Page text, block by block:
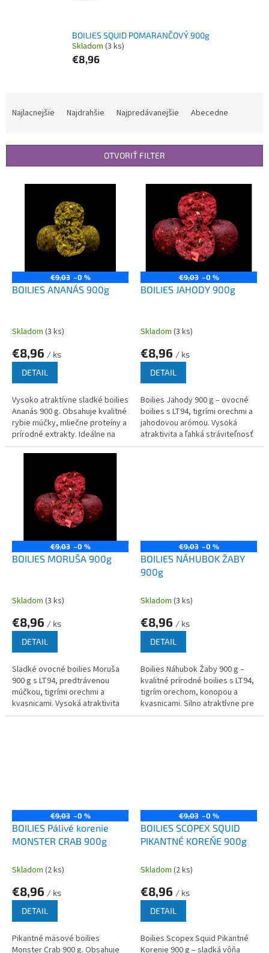
BOILIES SQUID POMARANČOVÝ 900g
Skladom (3 ks)
€8,96
i
Najlacnejšie Najdrahšie Najpredávanejšie Abecedne
OTVORIŤ FILTER
€9,03 –0 %
BOILIES ANANÁS 900g
Skladom (3 ks)
€8,96 / ks
DETAIL
Vysoko atraktívne sladké boilies
Ananás 900 g. Obsahuje kvalitné
rybie múčky, mliečne proteíny a
prírodné extrakty. Ideálne na
kapry a amurov.
€9,03 –0 %
BOILIES JAHODY 900g
Skladom (3 ks)
€8,96 / ks
DETAIL
Boilies Jahody 900 g – ovocné
boilies s LT94, tigrími orechmi a
jahodovou arómou. Vysoká
atraktivita a ľahká stráviteľnosť
pre kapry a amurov.
€9,03 –0 %
BOILIES MORUŠA 900g
Skladom (3 ks)
€8,96 / ks
DETAIL
Sladké ovocné boilies Moruša
900 g s LT94, predtrávenou
múčkou, tigrími orechmi a
kvasnicami. Vysoká atraktivita
pre kapry a amurov.
€9,03 –0 %
BOILIES NÁHUBOK ŽABY
900g
Skladom (3 ks)
€8,96 / ks
DETAIL
Boilies Náhubok Žaby 900 g –
kvalitné prírodné boilies s LT94,
tigrím orechom, konopou a
kvasnicami. Silno atraktívne pre
kapry počas celého roka.
€9,03 –0 %
BOILIES Pálivé korenie
MONSTER CRAB 900g
Skladom (2 ks)
€8,96 / ks
DETAIL
Pikantné mäsové boilies
Monster Crab 900 g. Obsahuje
€9,03 –0 %
BOILIES SCOPEX SQUID
PIKANTNÉ KOREŇE 900g
Skladom (2 ks)
€8,96 / ks
DETAIL
Boilies Scopex Squid Pikantné
Korenie 900 g – sladká vôňa